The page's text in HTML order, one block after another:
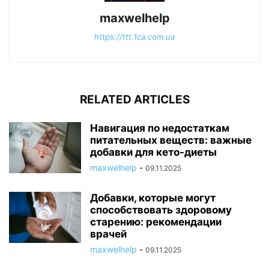
maxwelhelp
https://ttt.1ca.com.ua
RELATED ARTICLES
Навигация по недостаткам
питательных веществ: важные
добавки для кето-диеты
maxwelhelp - 09.11.2025
Добавки, которые могут
способствовать здоровому
старению: рекомендации
врачей
maxwelhelp - 09.11.2025